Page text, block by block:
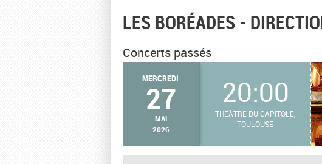
LES BORÉADES -
Concerts passés
MERCREDI
27
MAI
2026
20:00
THÉÂTRE DU CAPITOLE,
TOULOUSE